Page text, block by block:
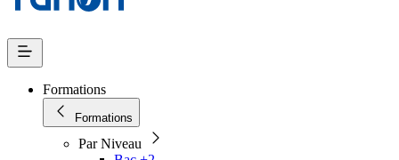
Formations
Formations
Par Niveau